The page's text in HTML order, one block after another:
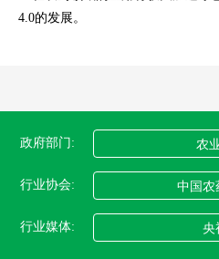
4.0的发展。
政府部门: 农
行业协会: 中国农
行业媒体: 央